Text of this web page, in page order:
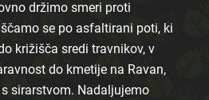
držimo smeri proti
se po asfaltirani poti, ki
križišča sredi travnikov, v
do kmetije na Ravan,
sirarstvom. Nadaljujemo